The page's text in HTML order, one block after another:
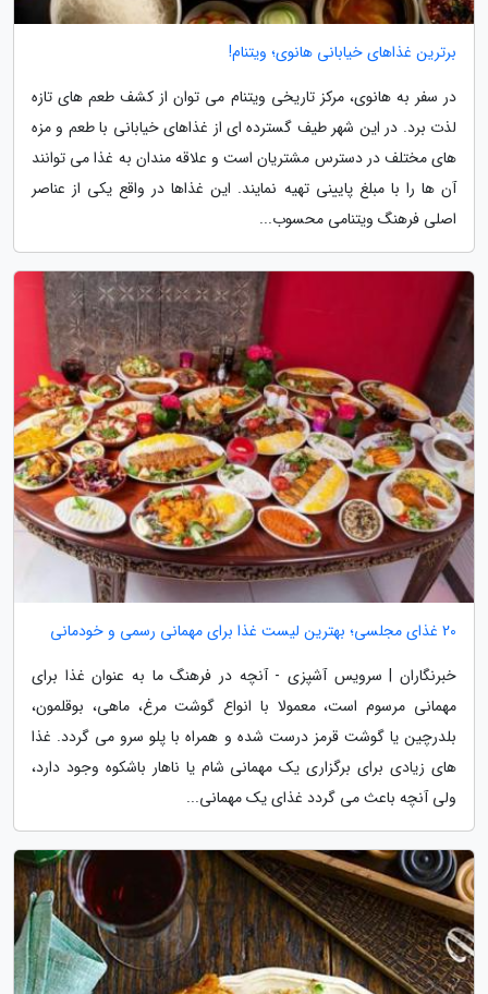
برترین غذاهای خیابانی هانوی؛ ویتنام!
در سفر به هانوی، مرکز تاریخی ویتنام می توان از کشف طعم های تازه
لذت برد. در این شهر طیف گسترده ای از غذاهای خیابانی با طعم و مزه
های مختلف در دسترس مشتریان است و علاقه مندان به غذا می توانند
آن ها را با مبلغ پایینی تهیه نمایند. این غذاها در واقع یکی از عناصر
اصلی فرهنگ ویتنامی محسوب...
20 غذای مجلسی؛ بهترین لیست غذا برای مهمانی رسمی و خودمانی
خبرنگاران | سرویس آشپزی - آنچه در فرهنگ ما به عنوان غذا برای
مهمانی مرسوم است، معمولا با انواع گوشت مرغ، ماهی، بوقلمون،
بلدرچین یا گوشت قرمز درست شده و همراه با پلو سرو می گردد. غذا
های زیادی برای برگزاری یک مهمانی شام یا ناهار باشکوه وجود دارد،
ولی آنچه باعث می گردد غذای یک مهمانی...